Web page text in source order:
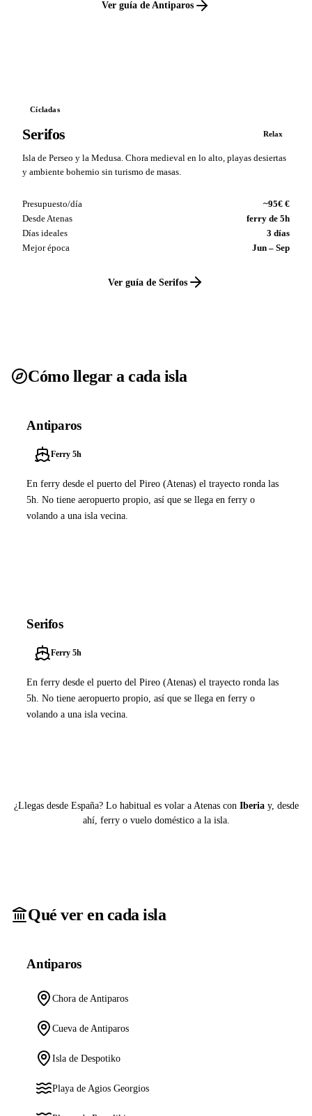
Ver guía de Antiparos
Cícladas
Serifos Relax
Isla de Perseo y la Medusa. Chora medieval en lo alto, playas desiertas
y ambiente bohemio sin turismo de masas.
Presupuesto/día
~95€ €
Desde Atenas
ferry de 5h
Días ideales
3 días
Mejor época
Jun – Sep
Ver guía de Serifos
Cómo llegar a cada isla
Antiparos
Ferry 5h
En ferry desde el puerto del Pireo (Atenas) el trayecto ronda las
5h. No tiene aeropuerto propio, así que se llega en ferry o
volando a una isla vecina.
Serifos
Ferry 5h
En ferry desde el puerto del Pireo (Atenas) el trayecto ronda las
5h. No tiene aeropuerto propio, así que se llega en ferry o
volando a una isla vecina.
¿Llegas desde España? Lo habitual es volar a Atenas con Iberiay, desde
ahí, ferry o vuelo doméstico a la isla.
Qué ver en cada isla
Antiparos
Chora de Antiparos
Cueva de Antiparos
Isla de Despotiko
Playa de Agios Georgios